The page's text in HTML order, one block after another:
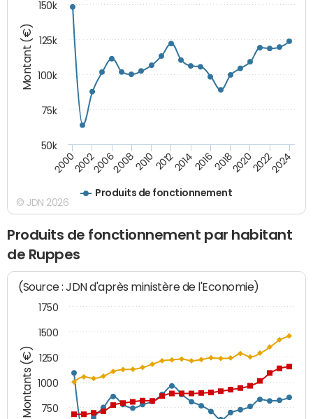
Montant (€)
Produits de fonctionnement
200020022006200820102012201420162018202020222024
50k
75k
100k
125k
150k
© JDN 2026
Produits de fonctionnement par habitant
de Ruppes
Montants (€)
(Source : JDN d'après ministère de l'Economie)
750
1000
1250
1500
1750